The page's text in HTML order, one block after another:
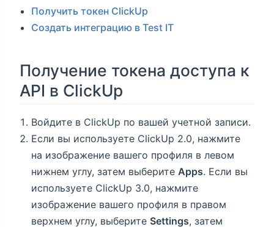
Получить токен ClickUp
Создать интеграцию в Test IT
Получение токена доступа к
API в ClickUp
Войдите в ClickUp по вашей учетной записи.
Если вы используете ClickUp 2.0, нажмите
на изображение вашего профиля в левом
нижнем углу, затем выберите Apps. Если вы
используете ClickUp 3.0, нажмите
изображение вашего профиля в правом
верхнем углу, выберите Settings, затем